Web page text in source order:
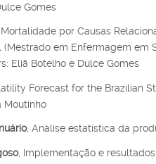
Gomes
Mortalidade por Causas
em Enfermagem em
Eliã Botelho e Dulce Gomes
Forecast for the Brazilian
Moutinho
, Análise estatística da
, Implementação e